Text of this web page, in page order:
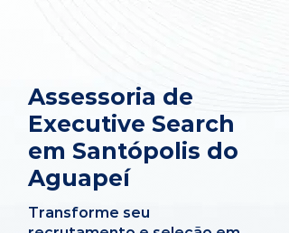
Assessoria de
Executive Search
em Santópolis do
Aguapeí
Transforme seu